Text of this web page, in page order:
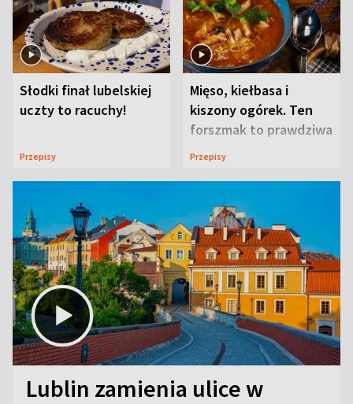
Słodki finał lubelskiej
uczty to racuchy!
Przepisy
Mięso, kiełbasa i
kiszony ogórek. Ten
forszmak to prawdziwa
uczta
Przepisy
Lublin zamienia ulice w